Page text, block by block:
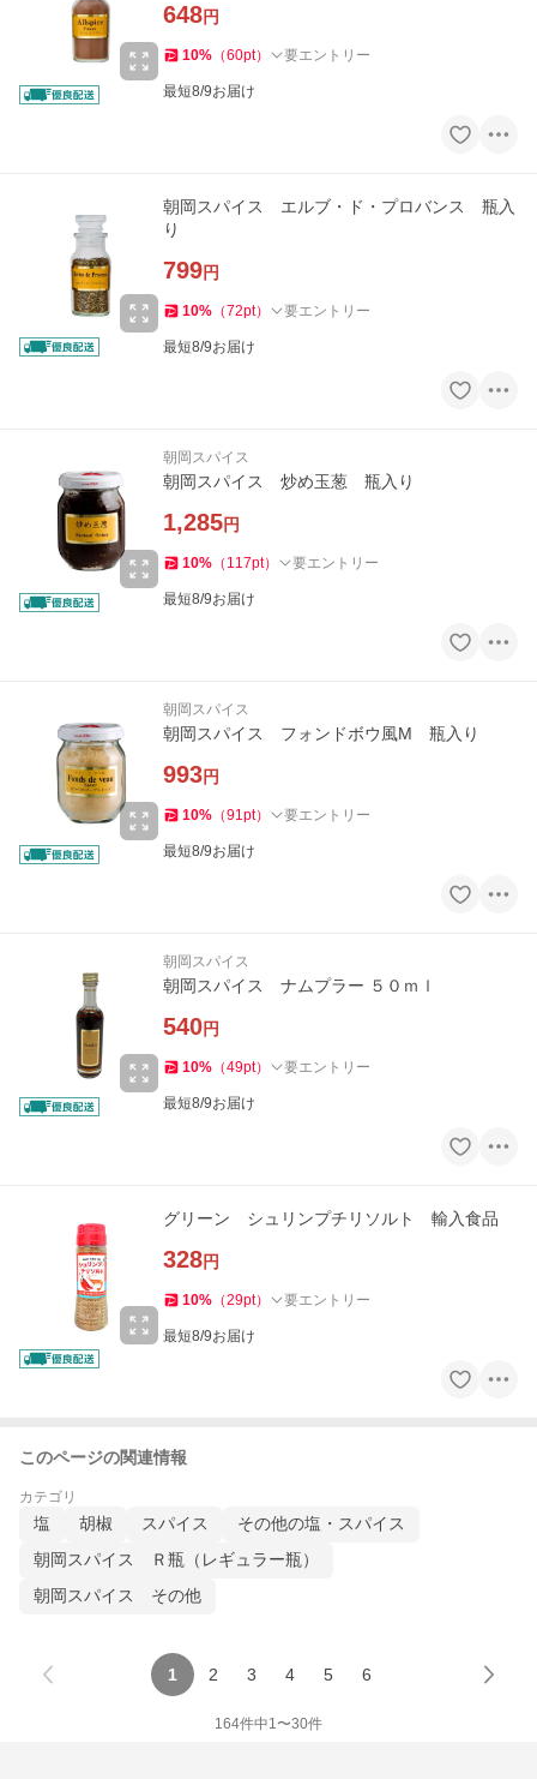
648円
10% （60pt） 要エントリー
最短8/9お届け
朝岡スパイス エルブ・ド・プロバンス 瓶入
り
799円
10% （72pt） 要エントリー
最短8/9お届け
朝岡スパイス
朝岡スパイス 炒め玉葱 瓶入り
1,285円
10% （ 117pt） 要エントリー
最短8/9お届け
朝岡スパイス
朝岡スパイス フォンドボウ風M 瓶入り
993円
10% （91pt） 要エントリー
最短8/9お届け
朝岡スパイス
朝岡スパイス ナムプラー ５０ｍｌ
540円
10% （49pt） 要エントリー
最短8/9お届け
グリーン シュリンプチリソルト 輸入食品
328円
10% （29pt） 要エントリー
最短8/9お届け
このページの関連情報
カテゴリ
塩 胡椒 スパイス
その他の塩・スパイス
朝岡スパイス Ｒ瓶（レギュラー瓶）
朝岡スパイス その他
1 2 3 4 5 6
164件中1〜30件